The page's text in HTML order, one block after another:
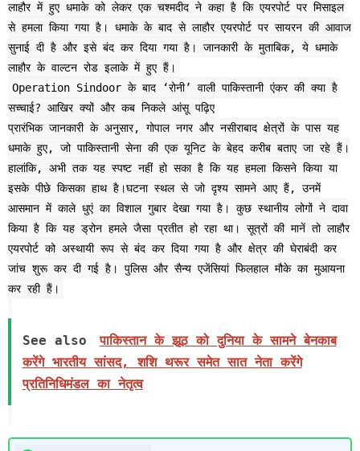
लाहौर में हुए धमाके को लेकर एक चश्मदीद ने कहा है कि एयरपोर्ट पर मिसाइल
से हमला किया गया है। धमाके के बाद से लाहौर एयरपोर्ट पर सायरन की आवाज
सुनाई दी है और इसे बंद कर दिया गया है। जानकारी के मुताबिक, ये धमाके
लाहौर के वाल्टन रोड इलाके में हुए हैं।
Operation Sindoor के बाद ‘रोनी’ वाली पाकिस्तानी एंकर की क्या है
सच्चाई? आखिर क्यों और कब निकले आंसू पढ़िए
प्रारंभिक जानकारी के अनुसार, गोपाल नगर और नसीराबाद क्षेत्रों के पास यह
धमाके हुए, जो पाकिस्तानी सेना की एक यूनिट के बेहद करीब बताए जा रहे हैं।
हालांकि, अभी तक यह स्पष्ट नहीं हो सका है कि यह हमला किसने किया या
इसके पीछे किसका हाथ है।घटना स्थल से जो दृश्य सामने आए हैं, उनमें
आसमान में काले धुएं का विशाल गुबार देखा गया है। कुछ स्थानीय लोगों ने दावा
किया है कि यह ड्रोन हमले जैसा प्रतीत हो रहा था। सूत्रों की मानें तो लाहौर
एयरपोर्ट को अस्थायी रूप से बंद कर दिया गया है और क्षेत्र की घेराबंदी कर
जांच शुरू कर दी गई है। पुलिस और सैन्य एजेंसियां फिलहाल मौके का मुआयना
कर रही हैं।
See also
पाकिस्तान के झूठ को दुनिया के सामने बेनकाब
करेंगे भारतीय सांसद, शशि थरूर समेत सात नेता करेंगे
प्रतिनिधिमंडल का नेतृत्व